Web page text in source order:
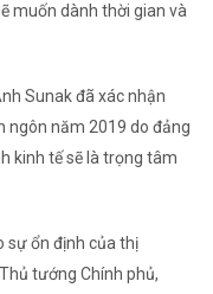
muốn dành thời gian và
Sunak đã xác nhận
ngôn năm 2019 do đảng
kinh tế sẽ là trọng tâm
sự ổn định của thị
tướng Chính phủ,